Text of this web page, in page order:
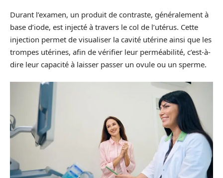
Durant l’examen, un produit de contraste, généralement à
base d’iode, est injecté à travers le col de l’utérus. Cette
injection permet de visualiser la cavité utérine ainsi que les
trompes utérines, afin de vérifier leur perméabilité, c’est-à-
dire leur capacité à laisser passer un ovule ou un sperme.